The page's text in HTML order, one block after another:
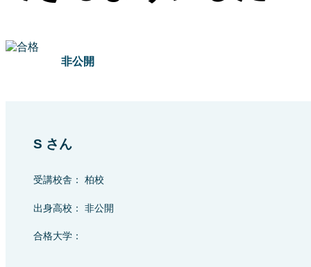
非公開
S さん
受講校舎： 柏校
出身高校： 非公開
合格大学：